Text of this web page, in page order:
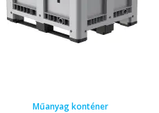
Műanyag konténer